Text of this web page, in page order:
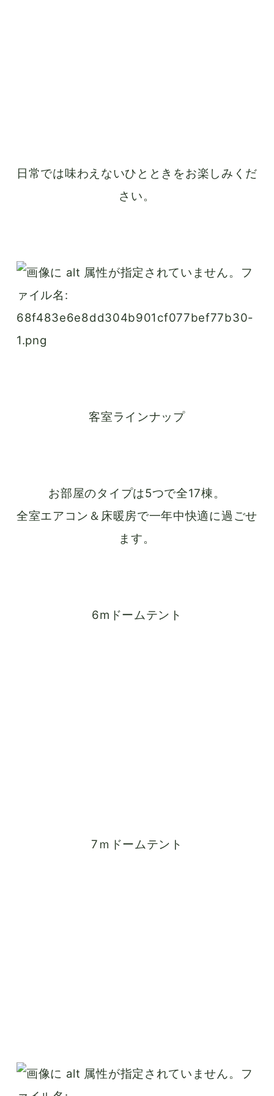
日常では味わえないひとときをお楽しみくだ
さい。
客室ラインナップ
お部屋のタイプは5つで全17棟。
全室エアコン＆床暖房で一年中快適に過ごせ
ます。
6mドームテント
7ｍドームテント